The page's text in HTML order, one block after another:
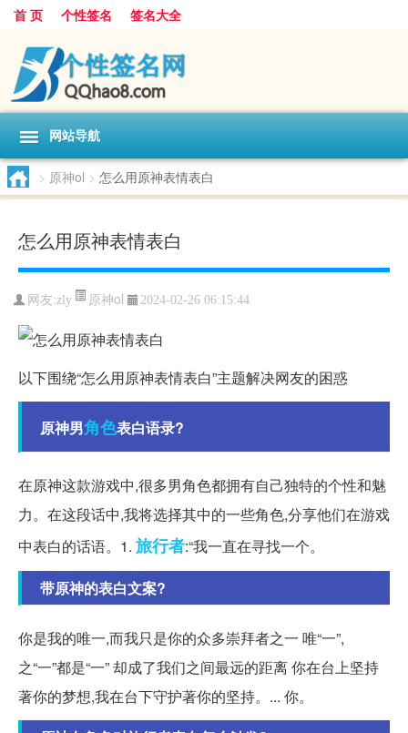
首 页 个性签名 签名大全
网站导航
> 原神ol > 怎么用原神表情表白
怎么用原神表情表白
网友:zly 原神ol 2024-02-26 06:15:44
以下围绕“怎么用原神表情表白”主题解决网友的困惑
原神男角色表白语录?
在原神这款游戏中,很多男角色都拥有自己独特的个性和魅
力。在这段话中,我将选择其中的一些角色,分享他们在游戏
中表白的话语。1. 旅行者:“我一直在寻找一个。
带原神的表白文案?
你是我的唯一,而我只是你的众多崇拜者之一 唯“一”,
之“一”都是“一” 却成了我们之间最远的距离 你在台上坚持
著你的梦想,我在台下守护著你的坚持。... 你。